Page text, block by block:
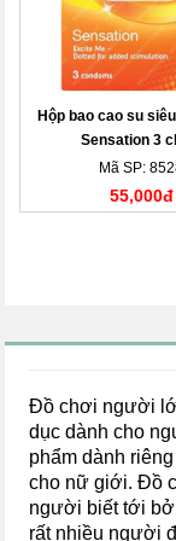
Hộp bao cao su
Sensation 3
Mã SP:
55,000đ
Đồ chơi người
dục dành cho
phẩm dành
cho nữ giới. Đồ
người biết tới
rất nhiều người